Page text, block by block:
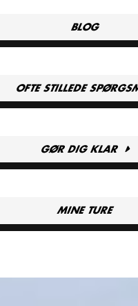
BLOG
OFTE STILLEDE
GØR DIG KLAR
MINE TURE